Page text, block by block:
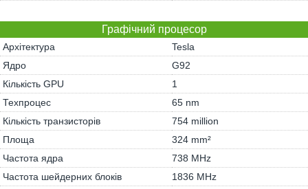
Графічний процесор
Архітектура
Tesla
Ядро
G92
Кількість GPU
1
Техпроцес
65 nm
Кількість транзисторів
754 million
Площа
324 mm²
Частота ядра
738 MHz
Частота шейдерних блоків
1836 MHz